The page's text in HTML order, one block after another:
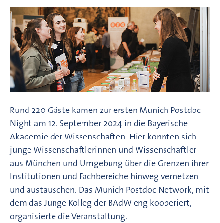
Rund 220 Gäste kamen zur ersten Munich Postdoc
Night am 12. September 2024 in die Bayerische
Akademie der Wissenschaften. Hier konnten sich
junge Wissenschaftlerinnen und Wissenschaftler
aus München und Umgebung über die Grenzen ihrer
Institutionen und Fachbereiche hinweg vernetzen
und austauschen. Das Munich Postdoc Network, mit
dem das Junge Kolleg der BAdW eng kooperiert,
organisierte die Veranstaltung.